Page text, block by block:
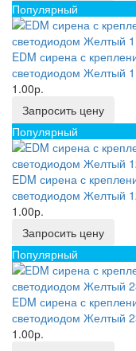
Популярный
EDM сирена с
светодиодом Желтый
1.00р.
Запросить цену
Популярный
EDM сирена с
светодиодом Желтый
1.00р.
Запросить цену
Популярный
EDM сирена с
светодиодом Желтый
1.00р.